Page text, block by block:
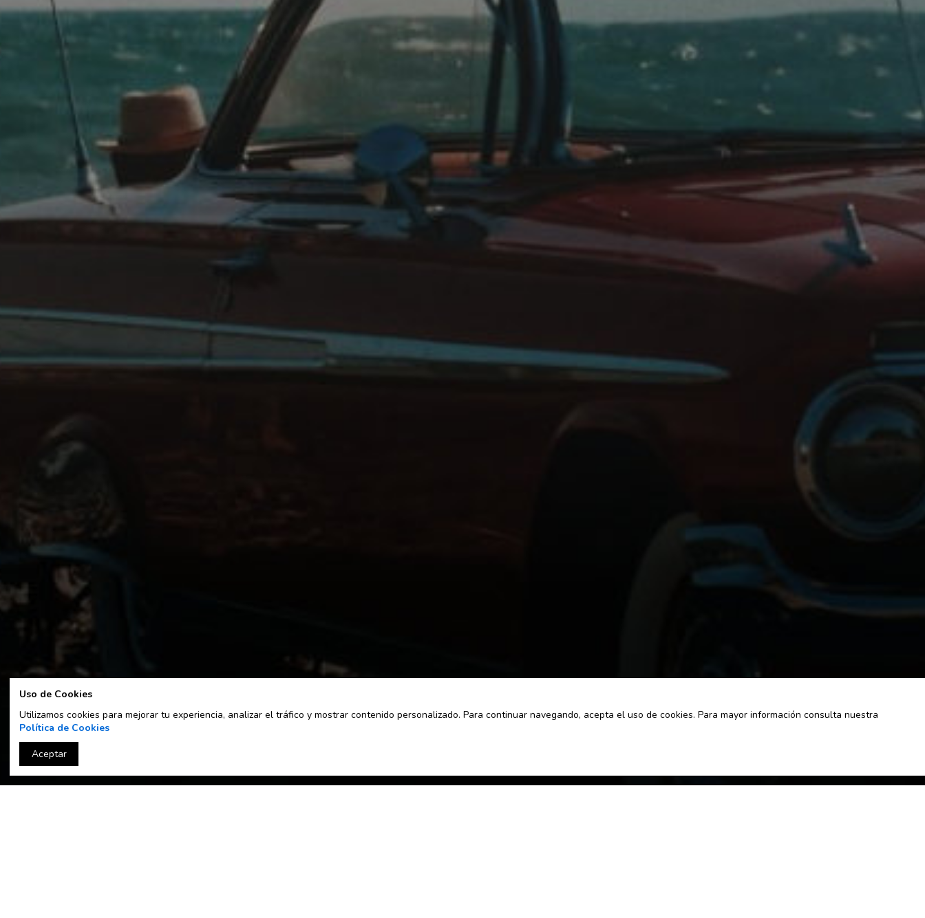
Uso de Cookies
Utilizamos cookies para mejorar tu experiencia, analizar el tráfico y mostrar contenido personalizado. Para continuar navegando, acepta el uso de cookies. Para mayor información consulta nuestra
Política de Cookies
Aceptar